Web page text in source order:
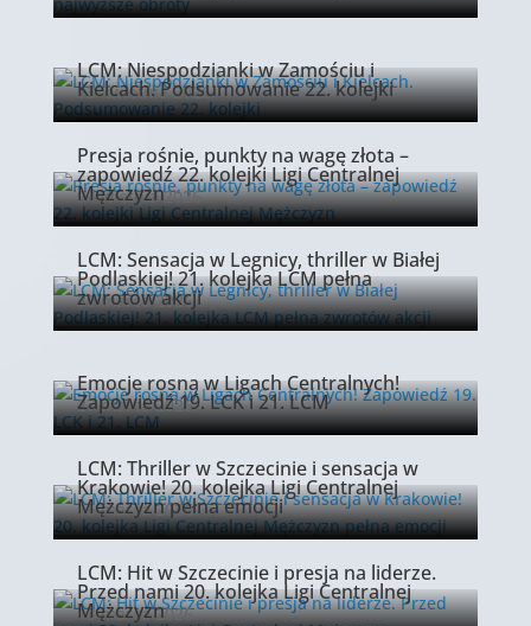
LCM: Niespodzianki w Zamościu i
Kielcach. Podsumowanie 22. kolejki
13 kwietnia 2026
Presja rośnie, punkty na wagę złota –
zapowiedź 22. kolejki Ligi Centralnej
Mężczyzn
9 kwietnia 2026
LCM: Sensacja w Legnicy, thriller w Białej
Podlaskiej! 21. kolejka LCM pełna
zwrotów akcji
30 marca 2026
Emocje rosną w Ligach Centralnych!
Zapowiedź 19. LCK i 21. LCM
27 marca 2026
LCM: Thriller w Szczecinie i sensacja w
Krakowie! 20. kolejka Ligi Centralnej
Mężczyzn pełna emocji
16 marca 2026
LCM: Hit w Szczecinie i presja na liderze.
Przed nami 20. kolejka Ligi Centralnej
Mężczyzn
13 marca 2026